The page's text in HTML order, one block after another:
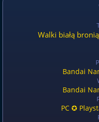
Walki białą
Bandai
Bandai
PC ✪